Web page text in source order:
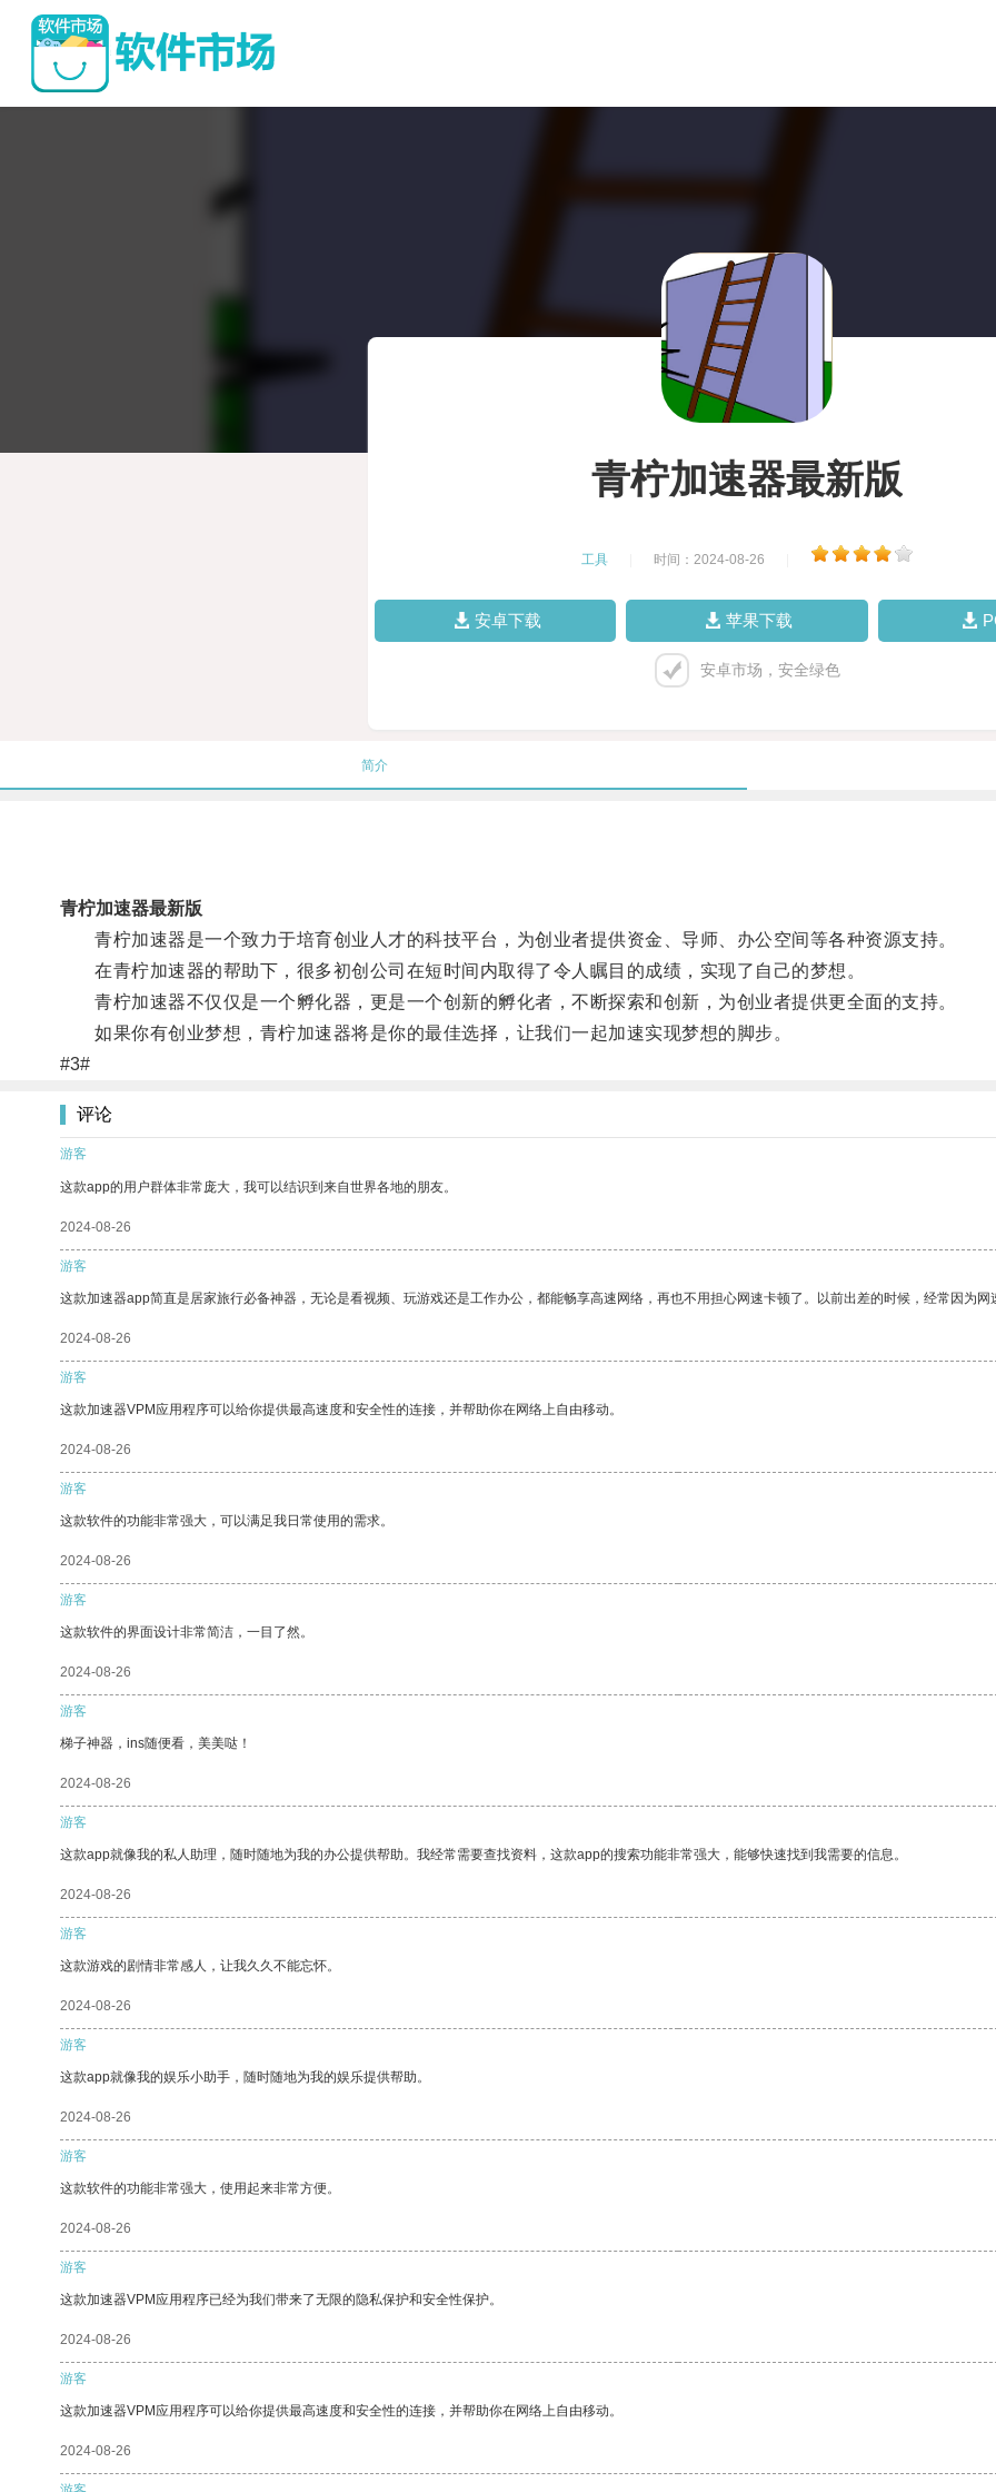
青柠加速器最新版
工具 时间：2024-08-26
安卓下载 苹果下载
安卓市场，安全绿色
简介
青柠加速器最新版
青柠加速器是一个致力于培育创业人才的科技平台，为创业者提供资金、导师、办公空间等各种资源支持。
在青柠加速器的帮助下，很多初创公司在短时间内取得了令人瞩目的成绩，实现了自己的梦想。
青柠加速器不仅仅是一个孵化器，更是一个创新的孵化者，不断探索和创新，为创业者提供更全面的支持。
如果你有创业梦想，青柠加速器将是你的最佳选择，让我们一起加速实现梦想的脚步。
#3#
评论
游客
这款app的用户群体非常庞大，我可以结识到来自世界各地的朋友。
2024-08-26
游客
这款加速器app简直是居家旅行必备神器，无论是看视频、玩游戏还是工作办公，都能畅享高速网络，再也不用担心网速卡顿了。以前出差的时候，经常因为
2024-08-26
游客
这款加速器VPM应用程序可以给你提供最高速度和安全性的连接，并帮助你在网络上自由移动。
2024-08-26
游客
这款软件的功能非常强大，可以满足我日常使用的需求。
2024-08-26
游客
这款软件的界面设计非常简洁，一目了然。
2024-08-26
游客
梯子神器，ins随便看，美美哒！
2024-08-26
游客
这款app就像我的私人助理，随时随地为我的办公提供帮助。我经常需要查找资料，这款app的搜索功能非常强大，能够快速找到我需要的信息。
2024-08-26
游客
这款游戏的剧情非常感人，让我久久不能忘怀。
2024-08-26
游客
这款app就像我的娱乐小助手，随时随地为我的娱乐提供帮助。
2024-08-26
游客
这款软件的功能非常强大，使用起来非常方便。
2024-08-26
游客
这款加速器VPM应用程序已经为我们带来了无限的隐私保护和安全性保护。
2024-08-26
游客
这款加速器VPM应用程序可以给你提供最高速度和安全性的连接，并帮助你在网络上自由移动。
2024-08-26